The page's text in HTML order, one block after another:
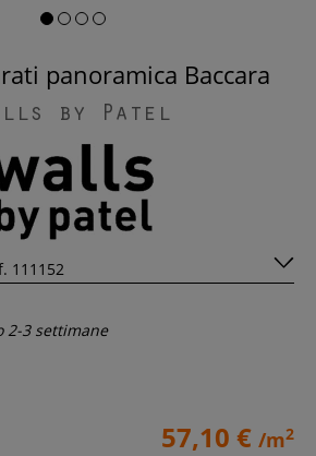
panoramica Baccara
by Patel
2-3 settimane
57,10 € /m2